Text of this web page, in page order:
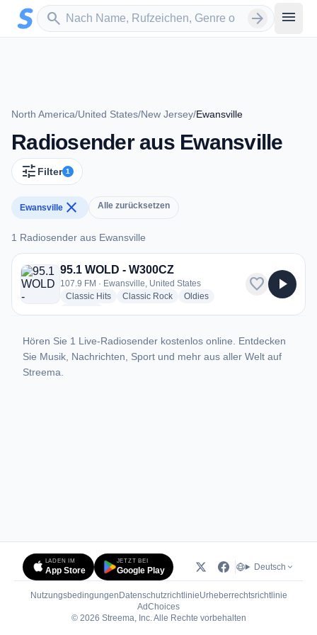
Zum Hauptinhalt springen
search
Sender suchen arrow_forward menu
North America/United States/New Jersey/Ewansville
Radiosender aus Ewansville
tune Filter 1
Ewansville close Alle zurücksetzen
1 Radiosender aus Ewansville
1 Radiosender aus Ewansville
95.1 WOLD - W300CZ
107.9 FM · Ewansville, United States
Classic Hitsradio stations
Classic Rockradio stations
Oldiesradio stations
favorite play_arrow
Hören Sie 1 Live-Radiosender kostenlos online. Entdecken
Sie Musik, Nachrichten, Sport und mehr aus aller Welt auf
Streema.
LADEN IM
App Store
JETZT BEI
Google Play Deutsch
Nutzungsbedingungen DatenschutzrichtlinieUrheberrechtsrichtlinie
AdChoices(öffnet in neuem Tab)
© 2026 Streema, Inc. Alle Rechte vorbehalten